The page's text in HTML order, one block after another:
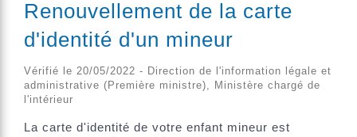
Renouvellement de la carte
d'identité d'un mineur
Vérifié le 20/05/2022 - Direction de l'information légale et
administrative (Première ministre), Ministère chargé de
l'intérieur
La carte d'identité de votre enfant mineur est